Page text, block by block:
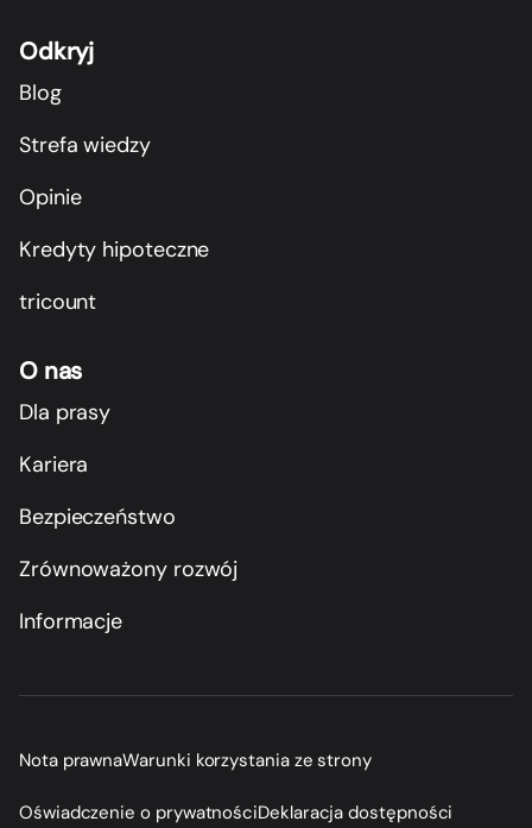
Odkryj
Blog
Strefa wiedzy
Opinie
Kredyty hipoteczne
tricount
O nas
Dla prasy
Kariera
Bezpieczeństwo
Zrównoważony rozwój
Informacje
Nota prawnaWarunki korzystania ze strony
Oświadczenie o prywatnościDeklaracja dostępności